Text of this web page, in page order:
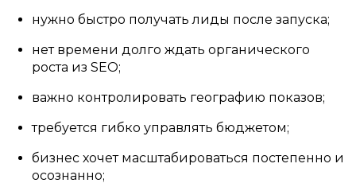
нужно быстро получать лиды после запуска;
нет времени долго ждать органического
роста из SEO;
важно контролировать географию показов;
требуется гибко управлять бюджетом;
бизнес хочет масштабироваться постепенно и
осознанно;